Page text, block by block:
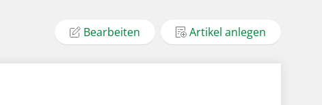
Bearbeiten Artikel anlegen